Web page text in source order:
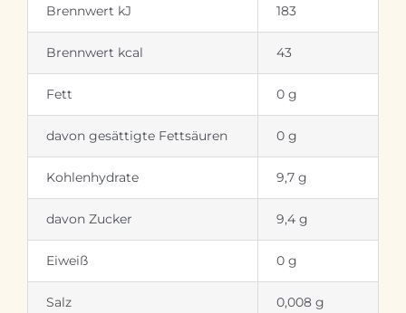
Brennwert kJ 183
Brennwert kcal 43
Fett 0 g
davon gesättigte Fettsäuren 0 g
Kohlenhydrate 9,7 g
davon Zucker 9,4 g
Eiweiß 0 g
Salz 0,008 g